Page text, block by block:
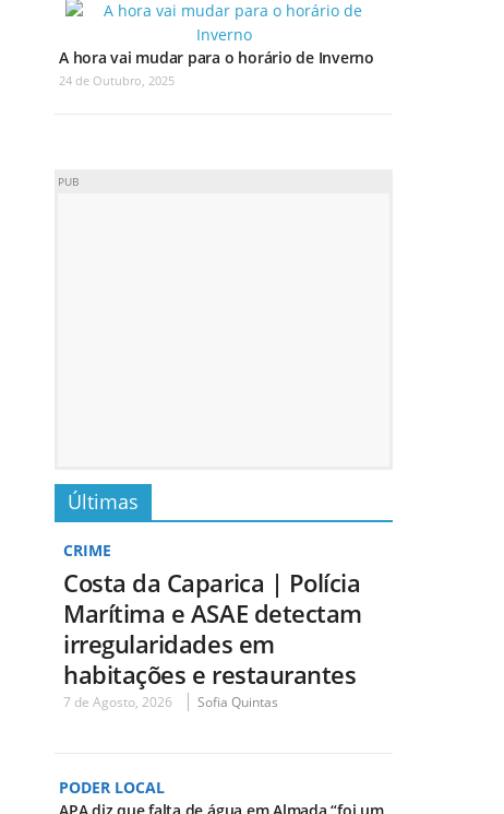
A hora vai mudar para o horário de Inverno
24 de Outubro, 2025
PUB
Últimas
CRIME
Costa da Caparica | Polícia
Marítima e ASAE detectam
irregularidades em
habitações e restaurantes
7 de Agosto, 2026 Sofia Quintas
PODER LOCAL
APA diz que falta de água em Almada “foi um